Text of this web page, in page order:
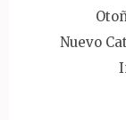
Nuevo